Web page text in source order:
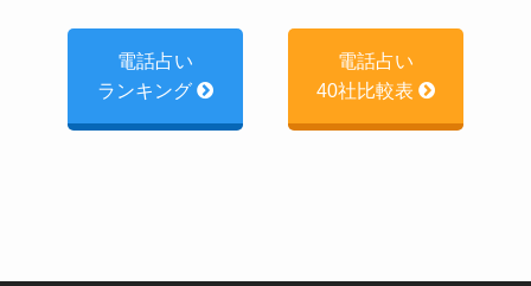
電話占い
ランキング
電話占い
40社比較表